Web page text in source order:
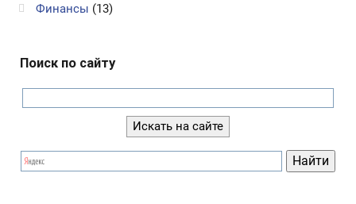
Финансы (13)
Поиск по сайту